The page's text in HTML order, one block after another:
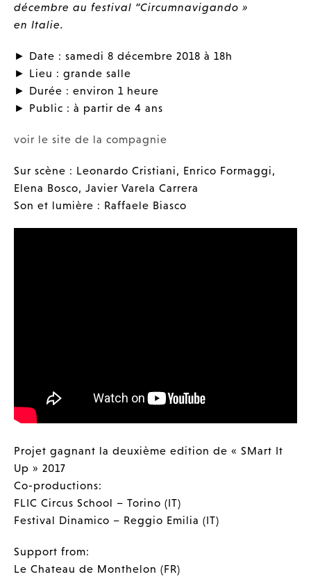
décembre au festival “Circumnavigando »
en Italie.
► Date : samedi 8 décembre 2018 à 18h
► Lieu : grande salle
► Durée : environ 1 heure
► Public : à partir de 4 ans
voir le site de la compagnie
Sur scène : Leonardo Cristiani, Enrico Formaggi,
Elena Bosco, Javier Varela Carrera
Son et lumière : Raffaele Biasco
Projet gagnant la deuxième edition de « SMart It
Up » 2017
Co-productions:
FLIC Circus School – Torino (IT)
Festival Dinamico – Reggio Emilia (IT)
Support from:
Le Chateau de Monthelon (FR)